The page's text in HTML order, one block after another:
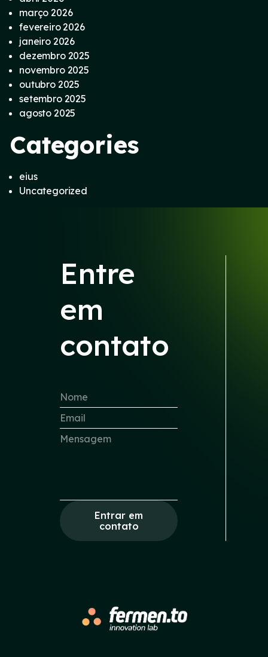
março 2026
fevereiro 2026
janeiro 2026
dezembro 2025
novembro 2025
outubro 2025
setembro 2025
agosto 2025
Categories
eius
Uncategorized
Entre
em
contato
Entrar em
contato